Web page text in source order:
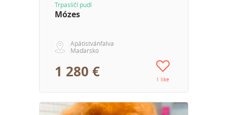
Trpasličí pudl
Mózes
Apátistvánfalva
Maďarsko
1 280 € 1 like